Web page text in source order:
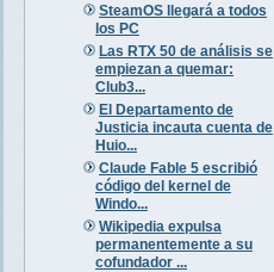
SteamOS llegará a todos
los PC
Las RTX 50 de análisis se
empiezan a quemar:
Club3...
El Departamento de
Justicia incauta cuenta de
Huio...
Claude Fable 5 escribió
código del kernel de
Windo...
Wikipedia expulsa
permanentemente a su
cofundador ...